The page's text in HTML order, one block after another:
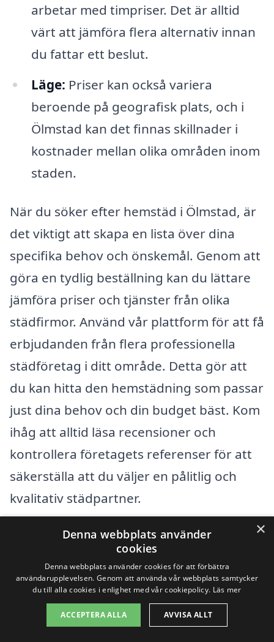
arbetar med timpriser. Det är alltid
värt att jämföra flera alternativ innan
du fattar ett beslut.
Läge: Priser kan också variera
beroende på geografisk plats, och i
Ölmstad kan det finnas skillnader i
kostnader mellan olika områden inom
staden.
När du söker efter hemstäd i Ölmstad, är
det viktigt att skapa en lista över dina
specifika behov och önskemål. Genom att
göra en tydlig beställning kan du lättare
jämföra priser och tjänster från olika
städfirmor. Använd vår plattform för att få
erbjudanden från flera professionella
städföretag i ditt område. Detta gör att
du kan hitta den hemstädning som passar
just dina behov och din budget bäst. Kom
ihåg att alltid läsa recensioner och
kontrollera företagets referenser för att
säkerställa att du väljer en pålitlig och
kvalitativ städpartner.
Få 3 erbjudanden, gratis och utan
förpliktelser
Sök efter professionell
×
Denna webbplats använder
cookies
Denna webbplats använder cookies för att förbättra
användarupplevelsen. Genom att använda vår webbplats samtycker
du till alla cookies i enlighet med vår cookiepolicy. Läs mer
ACCEPTERA ALLA AVVISA ALLT